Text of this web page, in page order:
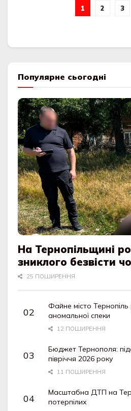
1 2 3
Популярне сьогодні
На Тернопільщині
зниклого безвісти
25 ПОШИРЕННЯ
Файне місто Тернопіль
аномальної спеки
12 ПОШИРЕННЯ
Бюджет Тернополя:
півріччя 2026 року
11 ПОШИРЕННЯ
Масштабна ДТП на
потерпілих